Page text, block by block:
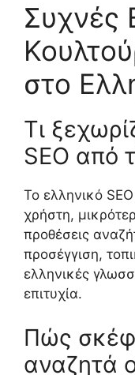
Συχνές
στο
Τι
SEO από
Το ελληνικό SEO
χρήστη,
προθέσεις
προσέγγιση,
ελληνικές
επιτυχία.
Πώς
αναζητά